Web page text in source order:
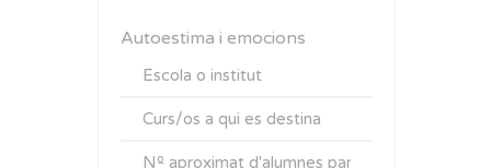
Autoestima i emocions